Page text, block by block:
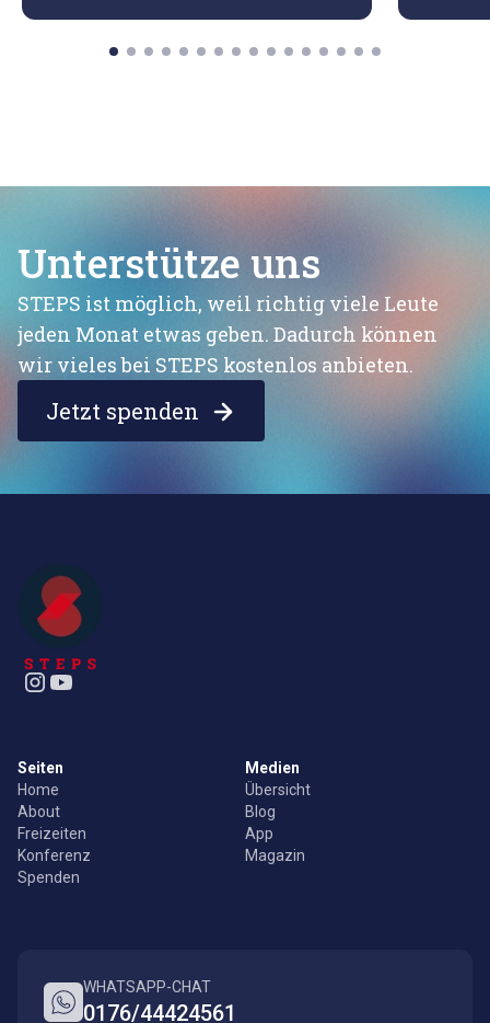
Unterstütze uns
STEPS ist möglich, weil richtig viele Leute
jeden Monat etwas geben. Dadurch können
wir vieles bei STEPS kostenlos anbieten.
Jetzt spenden
Seiten
Home
About
Freizeiten
Konferenz
Spenden
Medien
Übersicht
Blog
App
Magazin
WHATSAPP-CHAT
0176/44424561